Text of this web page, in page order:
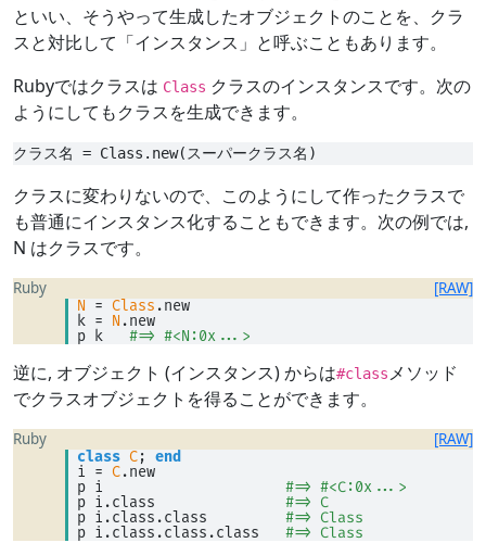
といい、そうやって生成したオブジェクトのことを、クラ
スと対比して「インスタンス」と呼ぶこともあります。
Rubyではクラスは Class クラスのインスタンスです。次の
ようにしてもクラスを生成できます。
クラスに変わりないので、このようにして作ったクラスで
も普通にインスタンス化することもできます。次の例では,
N はクラスです。
Ruby [RAW]
N = Class .new
k = N .new
p k #=> #<N:0x...>
逆に, オブジェクト (インスタンス) からは#classメソッド
でクラスオブジェクトを得ることができます。
Ruby [RAW]
class C; end
i = C.new
p i #=> #<C:0x...>
p i.class #=> C
p i.class.class #=> Class
p i.class.class.class #=> Class